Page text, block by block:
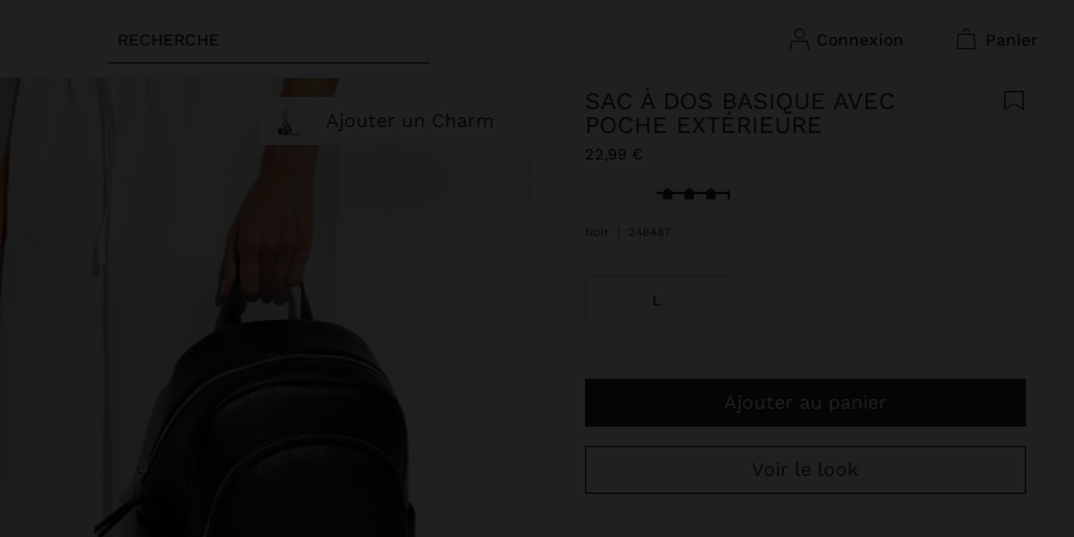
RECHERCHE connexion panier
Ajouter un Charm
SAC À DOS BASIQUE AVEC
POCHE EXTÉRIEURE
22,99 €
sélectionné(s)
Noir 248487
L
Ajouter au panier
Voir le look